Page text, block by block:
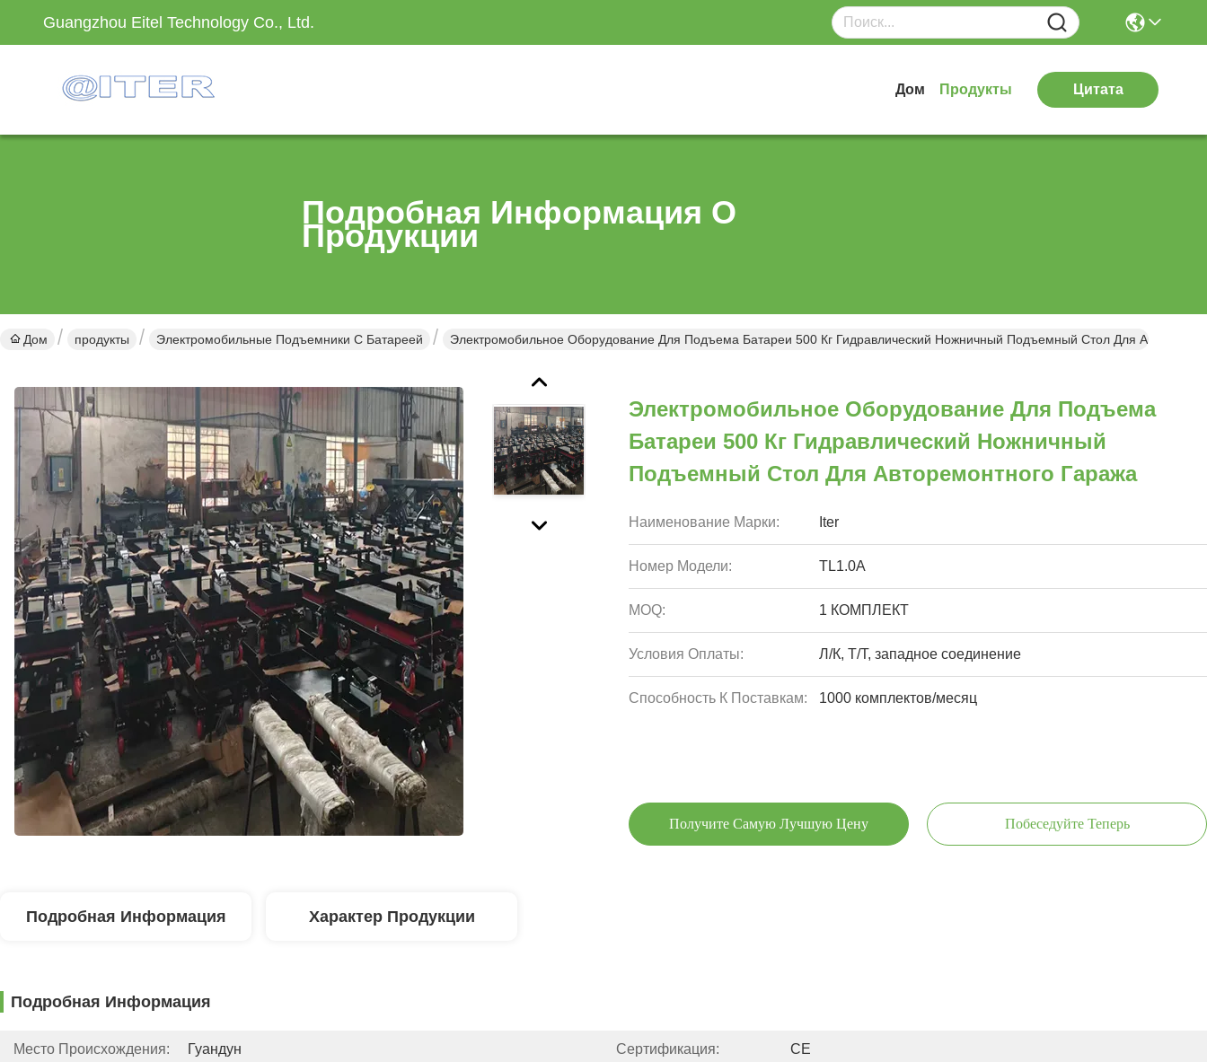
Guangzhou Eitel Technology Co., Ltd.
Дом Продукты Цитата
Подробная Информация О
Продукции
Дом продукты Электромобильные Подъемники С Батареей Электромобильное Оборудование Для Подъема Батареи 500 Кг Гидравлический Ножничный Подъемный Стол Для
Электромобильное Оборудование Для Подъема
Батареи 500 Кг Гидравлический Ножничный
Подъемный Стол Для Авторемонтного Гаража
Наименование Марки: Iter
Номер Модели: TL1.0A
MOQ: 1 КОМПЛЕКТ
Условия Оплаты: Л/К, Т/Т, западное соединение
Способность К Поставкам: 1000 комплектов/месяц
Получите Самую Лучшую Цену Побеседуйте Теперь
Подробная Информация Характер Продукции
Подробная Информация
Место Происхождения: Гуандун Сертификация: CE